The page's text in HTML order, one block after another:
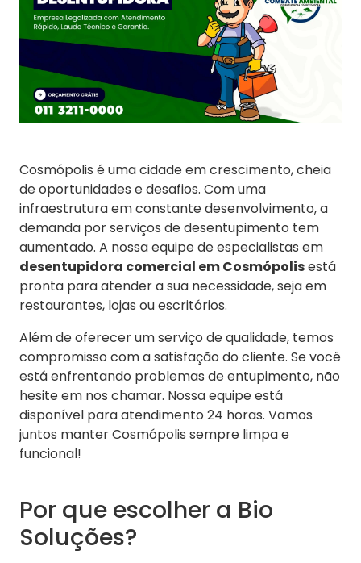
Cosmópolis é uma cidade em crescimento, cheia
de oportunidades e desafios. Com uma
infraestrutura em constante desenvolvimento, a
demanda por serviços de desentupimento tem
aumentado. A nossa equipe de especialistas em
desentupidora comercial em Cosmópolisestá
pronta para atender a sua necessidade, seja em
restaurantes, lojas ou escritórios.
Além de oferecer um serviço de qualidade, temos
compromisso com a satisfação do cliente. Se você
está enfrentando problemas de entupimento, não
hesite em nos chamar. Nossa equipe está
disponível para atendimento 24 horas. Vamos
juntos manter Cosmópolis sempre limpa e
funcional!
Por que escolher a Bio
Soluções?